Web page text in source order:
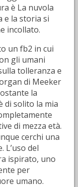
è La nuvola
e la storia si
incollato.
un fb2 in cui
gli umani
tolleranza e
di Meeker
la
di solito la mia
di mezza età.
cerchi una
L’uso del
ispirato, uno
per
umano.